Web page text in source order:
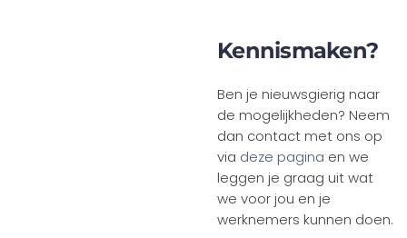
Kennismaken?
Ben je nieuwsgierig naar
de mogelijkheden? Neem
dan contact met ons op
via deze pagina en we
leggen je graag uit wat
we voor jou en je
werknemers kunnen doen.